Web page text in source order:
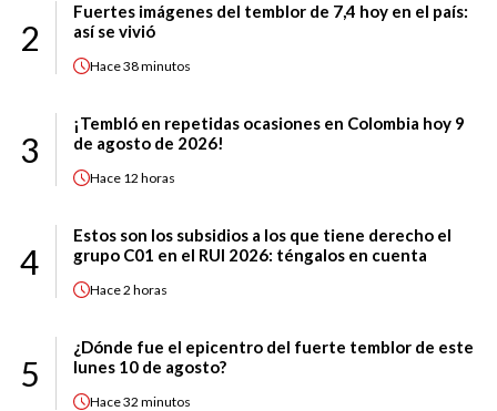
2
Fuertes imágenes del temblor de 7,4 hoy en el país:
así se vivió
Hace38 minutos
3
¡Tembló en repetidas ocasiones en Colombia hoy 9
de agosto de 2026!
Hace 12 horas
4
Estos son los subsidios a los que tiene derecho el
grupo C01 en el RUI 2026: téngalos en cuenta
Hace2 horas
5
¿Dónde fue el epicentro del fuerte temblor de este
lunes 10 de agosto?
Hace32 minutos